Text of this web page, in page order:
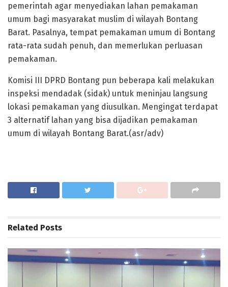
pemerintah agar menyediakan lahan pemakaman
umum bagi masyarakat muslim di wilayah Bontang
Barat. Pasalnya, tempat pemakaman umum di Bontang
rata-rata sudah penuh, dan memerlukan perluasan
pemakaman.
Komisi III DPRD Bontang pun beberapa kali melakukan
inspeksi mendadak (sidak) untuk meninjau langsung
lokasi pemakaman yang diusulkan. Mengingat terdapat
3 alternatif lahan yang bisa dijadikan pemakaman
umum di wilayah Bontang Barat.(asr/adv)
Related Posts